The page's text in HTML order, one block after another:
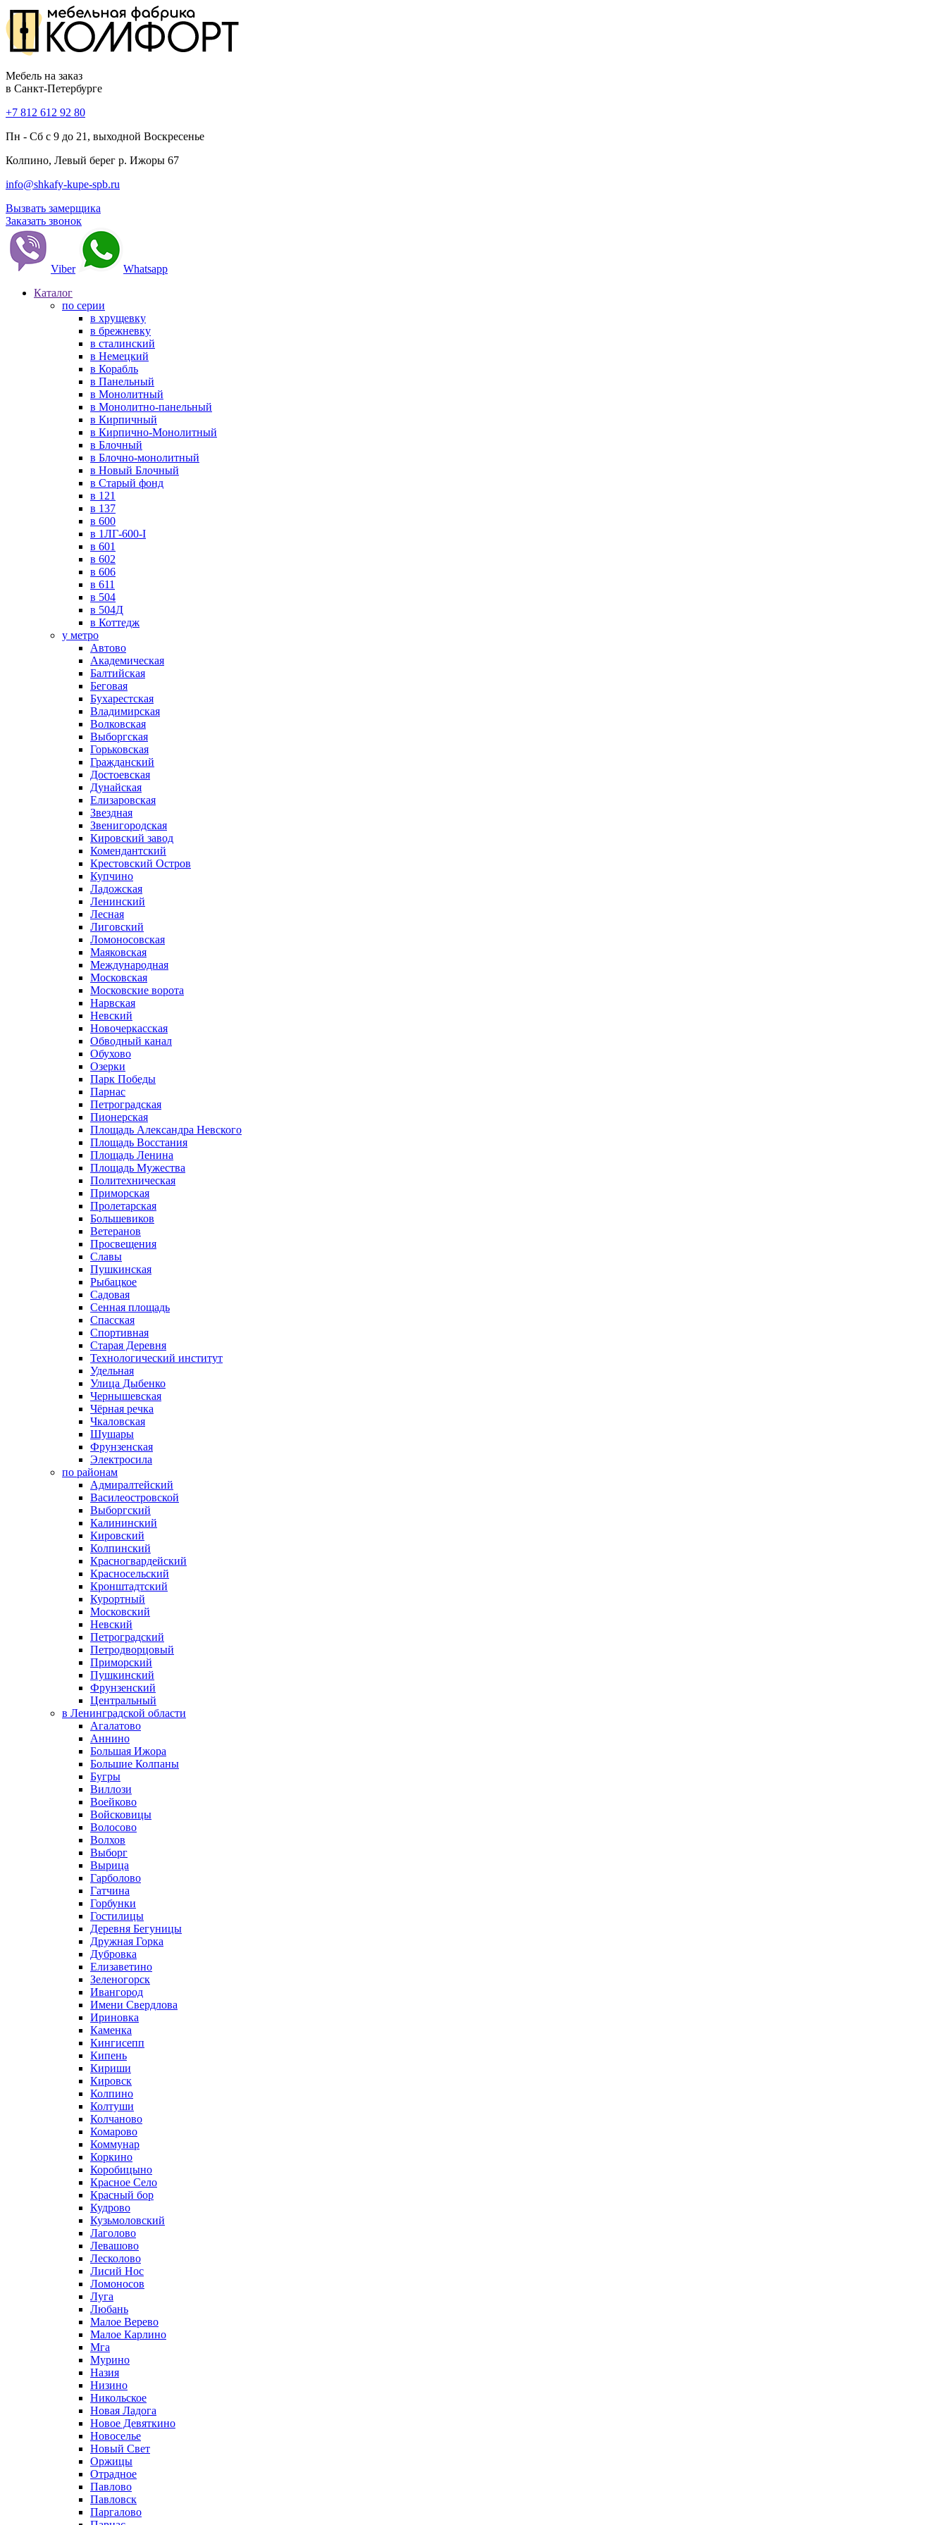
Мебель на заказ
в Санкт-Петербурге
+7 812 612 92 80
Пн - Сб с 9 до 21, выходной Воскресенье
Колпино, Левый берег р. Ижоры 67
info@shkafy-kupe-spb.ru
Вызвать замерщика
Заказать звонок
Viber
Whatsapp
Каталог
по серии
в хрущевку
в брежневку
в сталинский
в Немецкий
в Корабль
в Панельный
в Монолитный
в Монолитно-панельный
в Кирпичный
в Кирпично-Монолитный
в Блочный
в Блочно-монолитный
в Новый Блочный
в Старый фонд
в 121
в 137
в 600
в 1ЛГ-600-I
в 601
в 602
в 606
в 611
в 504
в 504Д
в Коттедж
у метро
Автово
Академическая
Балтийская
Беговая
Бухарестская
Владимирская
Волковская
Выборгская
Горьковская
Гражданский
Достоевская
Дунайская
Елизаровская
Звездная
Звенигородская
Кировский завод
Комендантский
Крестовский Остров
Купчино
Ладожская
Ленинский
Лесная
Лиговский
Ломоносовская
Маяковская
Международная
Московская
Московские ворота
Нарвская
Невский
Новочеркасская
Обводный канал
Обухово
Озерки
Парк Победы
Парнас
Петроградская
Пионерская
Площадь Александра Невского
Площадь Восстания
Площадь Ленина
Площадь Мужества
Политехническая
Приморская
Пролетарская
Большевиков
Ветеранов
Просвещения
Славы
Пушкинская
Рыбацкое
Садовая
Сенная площадь
Спасская
Спортивная
Старая Деревня
Технологический институт
Удельная
Улица Дыбенко
Чернышевская
Чёрная речка
Чкаловская
Шушары
Фрунзенская
Электросила
по районам
Адмиралтейский
Василеостровской
Выборгский
Калининский
Кировский
Колпинский
Красногвардейский
Красносельский
Кронштадтский
Курортный
Московский
Невский
Петроградский
Петродворцовый
Приморский
Пушкинский
Фрунзенский
Центральный
в Ленинградской области
Агалатово
Аннино
Большая Ижора
Большие Колпаны
Бугры
Виллози
Воейково
Войсковицы
Волосово
Волхов
Выборг
Вырица
Гарболово
Гатчина
Горбунки
Гостилицы
Деревня Бегуницы
Дружная Горка
Дубровка
Елизаветино
Зеленогорск
Ивангород
Имени Свердлова
Ириновка
Каменка
Кингисепп
Кипень
Кириши
Кировск
Колпино
Колтуши
Колчаново
Комарово
Коммунар
Коркино
Коробицыно
Красное Село
Красный бор
Кудрово
Кузьмоловский
Лаголово
Левашово
Лесколово
Лисий Нос
Ломоносов
Луга
Любань
Малое Верево
Малое Карлино
Мга
Мурино
Назия
Низино
Никольское
Новая Ладога
Новое Девяткино
Новоселье
Новый Свет
Оржицы
Отрадное
Павлово
Павловск
Паргалово